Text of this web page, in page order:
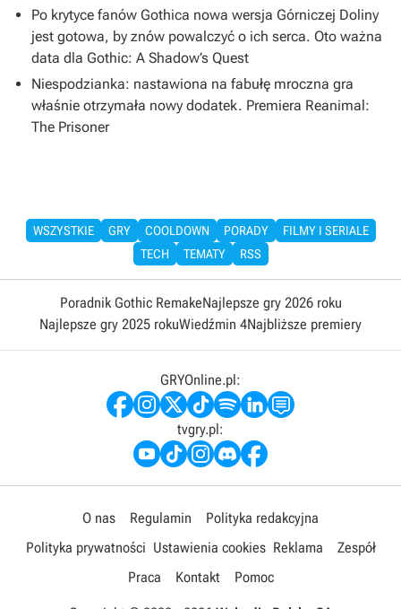
Po krytyce fanów Gothica nowa wersja Górniczej Doliny
jest gotowa, by znów powalczyć o ich serca. Oto ważna
data dla Gothic: A Shadow’s Quest
Niespodzianka: nastawiona na fabułę mroczna gra
właśnie otrzymała nowy dodatek. Premiera Reanimal:
The Prisoner
WSZYSTKIE GRY COOLDOWN PORADY
FILMY I SERIALE
TECH
TEMATY RSS
Poradnik Gothic RemakeNajlepsze gry 2026 roku
Najlepsze gry 2025 rokuWiedźmin 4Najbliższe premiery
GRYOnline.pl:
tvgry.pl:
O nas Regulamin
Polityka redakcyjna
Polityka prywatności Ustawienia cookies Reklama
Zespół
Praca
Kontakt Pomoc